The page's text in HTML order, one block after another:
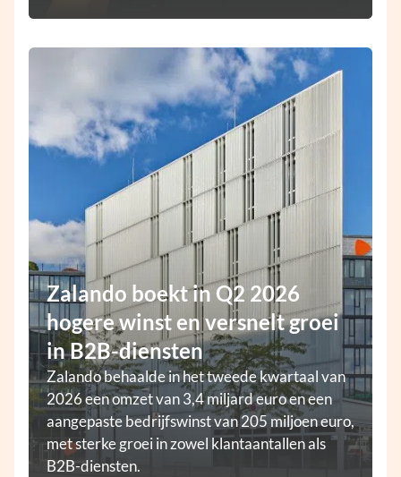
Zalando boekt in Q2 2026
hogere winst en versnelt groei
in B2B-diensten
Zalando behaalde in het tweede kwartaal van
2026 een omzet van 3,4 miljard euro en een
aangepaste bedrijfswinst van 205 miljoen euro,
met sterke groei in zowel klantaantallen als
B2B-diensten.